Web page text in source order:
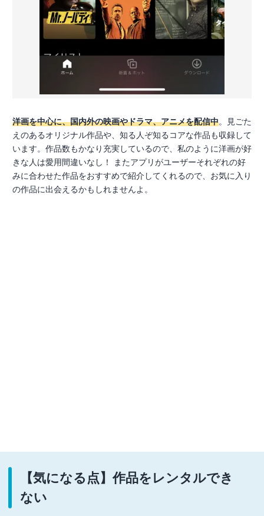
洋画を中心に、国内外の映画やドラマ、アニメを配信中。見ごた
えのあるオリジナル作品や、知る人ぞ知るコアな作品も収録して
います。作品数もかなり充実しているので、私のように洋画が好
きな人は愛用間違いなし！ またアプリがユーザーそれぞれの好
みに合わせた作品をおすすめで紹介してくれるので、お気に入り
の作品に出会えるかもしれませんよ。
【気になる点】作品をレンタルでき
ない